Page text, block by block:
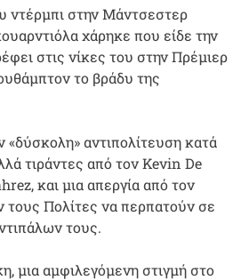
ντέρμπι στην Μάντσεστερ
χάρηκε που είδε την
στις νίκες του στην Πρέμιερ
το βράδυ της
«δύσκολη» αντιπολίτευση κατά
τιράντες από τον Kevin De
και μια απεργία από τον
Πολίτες να περπατούν σε
τους.
μια αμφιλεγόμενη στιγμή στο